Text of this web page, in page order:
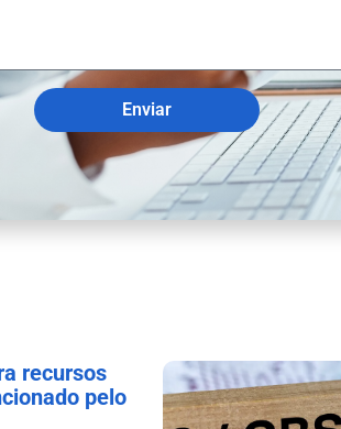
Enviar
recursos
pelo